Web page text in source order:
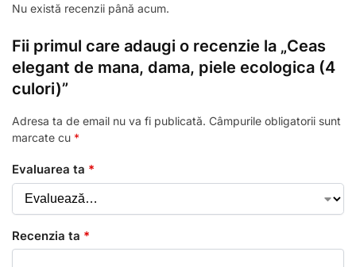
Nu există recenzii până acum.
Fii primul care adaugi o recenzie la „Ceas
elegant de mana, dama, piele ecologica (4
culori)”
Adresa ta de email nu va fi publicată. Câmpurile obligatorii sunt
marcate cu *
Evaluarea ta *
Recenzia ta *